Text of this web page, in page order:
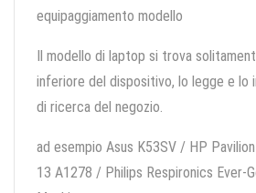
equipaggiamento modello
Il modello di laptop si trova
inferiore del dispositivo, lo legge e lo
di ricerca del negozio.
ad esempio Asus K53SV / HP
13 A1278 / Philips Respironics Ever-